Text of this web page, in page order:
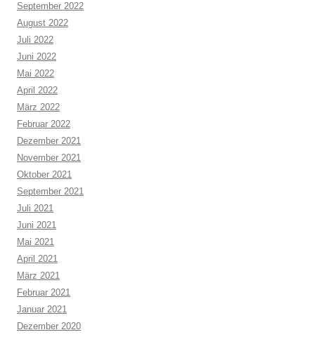
September 2022
August 2022
Juli 2022
Juni 2022
Mai 2022
April 2022
März 2022
Februar 2022
Dezember 2021
November 2021
Oktober 2021
September 2021
Juli 2021
Juni 2021
Mai 2021
April 2021
März 2021
Februar 2021
Januar 2021
Dezember 2020